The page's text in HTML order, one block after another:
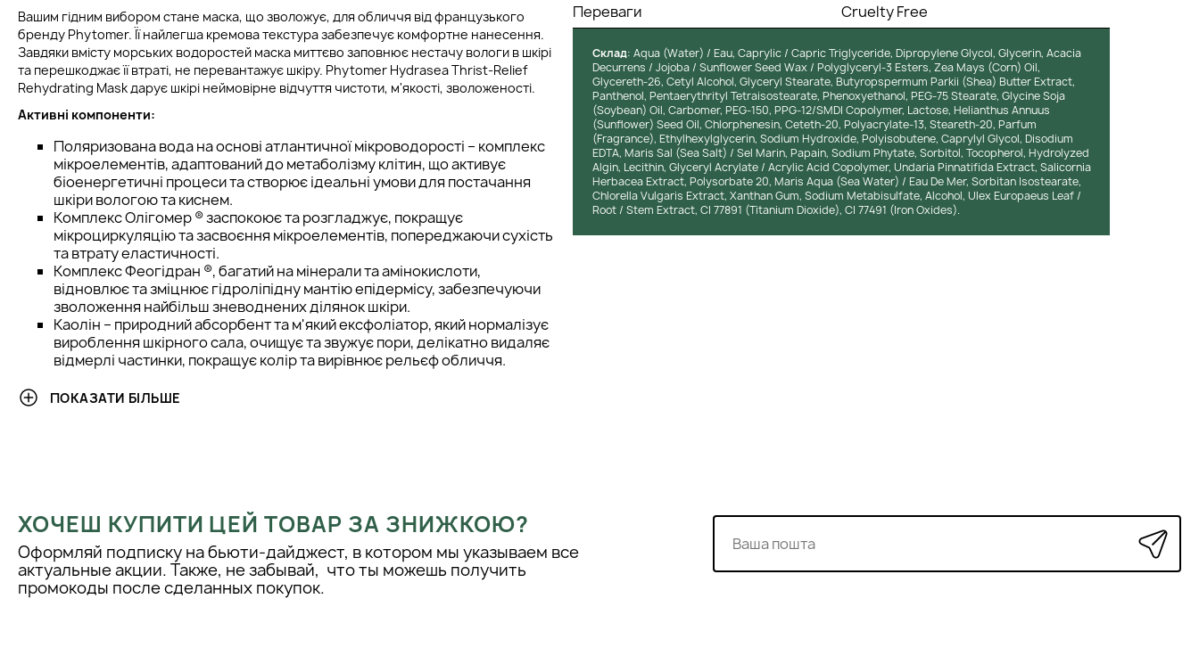
Вашим гідним вибором стане маска, що зволожує, для обличчя від французького
бренду Phytomer. Її найлегша кремова текстура забезпечує комфортне нанесення.
Завдяки вмісту морських водоростей маска миттєво заповнює нестачу вологи в шкірі
та перешкоджає її втраті, не перевантажує шкіру. Phytomer Hydrasea Thrist-Relief
Rehydrating Mask дарує шкірі неймовірне відчуття чистоти, м'якості, зволоженості.
Активні компоненти:
Поляризована вода на основі атлантичної мікроводорості – комплекс
мікроелементів, адаптований до метаболізму клітин, що активує
біоенергетичні процеси та створює ідеальні умови для постачання
шкіри вологою та киснем.
Комплекс Олігомер ® заспокоює та розгладжує, покращує
мікроциркуляцію та засвоєння мікроелементів, попереджаючи сухість
та втрату еластичності.
Комплекс Феогідран ®, багатий на мінерали та амінокислоти,
відновлює та зміцнює гідроліпідну мантію епідермісу, забезпечуючи
зволоження найбільш зневоднених ділянок шкіри.
Каолін – природний абсорбент та м'який ексфоліатор, який нормалізує
вироблення шкірного сала, очищує та звужує пори, делікатно видаляє
відмерлі частинки, покращує колір та вирівнює рельєф обличчя.
Спосіб застосування:
ПОКАЗАТИ БІЛЬШЕ
Переваги
Cruelty Free
Cклад: Aqua (Water) / Eau, Caprylic / Capric Triglyceride, Dipropylene Glycol, Glycerin, Acacia
Decurrens / Jojoba / Sunflower Seed Wax / Polyglyceryl-3 Esters, Zea Mays (Corn) Oil,
Glycereth-26, Cetyl Alcohol, Glyceryl Stearate, Butyropspermum Parkii (Shea) Butter Extract,
Panthenol, Pentaerythrityl Tetraisostearate, Phenoxyethanol, PEG-75 Stearate, Glycine Soja
(Soybean) Oil, Carbomer, PEG-150, PPG-12/SMDI Copolymer, Lactose, Helianthus Annuus
(Sunflower) Seed Oil, Chlorphenesin, Ceteth-20, Polyacrylate-13, Steareth-20, Parfum
(Fragrance), Ethylhexylglycerin, Sodium Hydroxide, Polyisobutene, Caprylyl Glycol, Disodium
EDTA, Maris Sal (Sea Salt) / Sel Marin, Papain, Sodium Phytate, Sorbitol, Tocopherol, Hydrolyzed
Algin, Lecithin, Glyceryl Acrylate / Acrylic Acid Copolymer, Undaria Pinnatifida Extract, Salicornia
Herbacea Extract, Polysorbate 20, Maris Aqua (Sea Water) / Eau De Mer, Sorbitan Isostearate,
Chlorella Vulgaris Extract, Xanthan Gum, Sodium Metabisulfate, Alcohol, Ulex Europaeus Leaf /
Root / Stem Extract, CI 77891 (Titanium Dioxide), CI 77491 (Iron Oxides).
ХОЧЕШ КУПИТИ ЦЕЙ ТОВАР ЗА ЗНИЖКОЮ?
Оформляй подписку на бьюти-дайджест, в котором мы указываем все
актуальные акции. Также, не забывай, что ты можешь получить
промокоды после сделанных покупок.